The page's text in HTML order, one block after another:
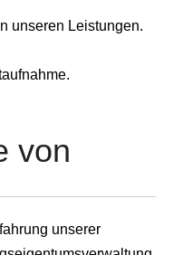
unseren Leistungen.
von
unserer